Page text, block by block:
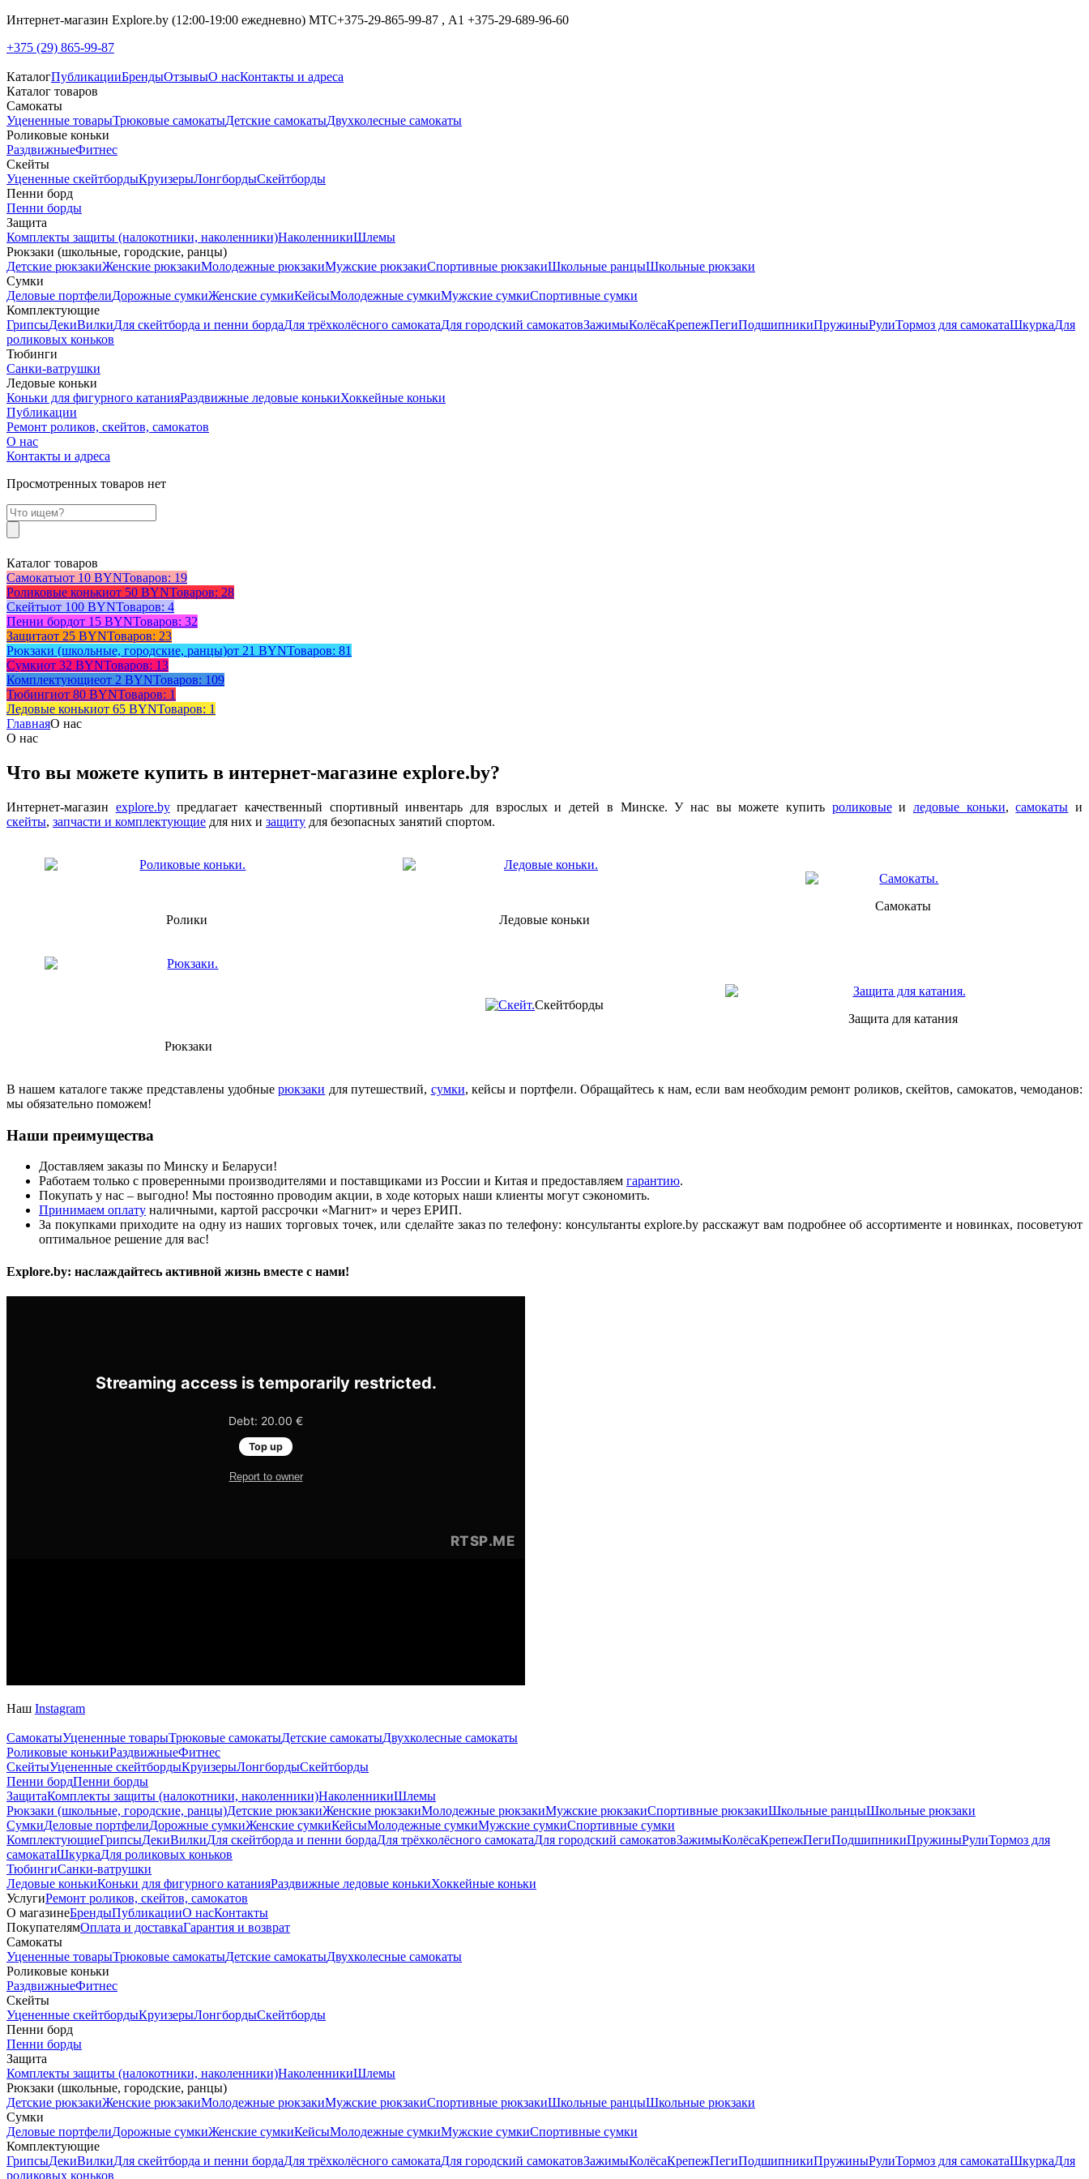
Интернет-магазин Explore.by (12:00-19:00 ежедневно) МТС+375-29-865-99-87 , А1 +375-29-689-96-60
+375 (29) 865-99-87
КаталогПубликацииБрендыОтзывыО насКонтакты и адреса
Каталог товаров
Самокаты
Уцененные товарыТрюковые самокатыДетские самокатыДвухколесные самокаты
Роликовые коньки
РаздвижныеФитнес
Скейты
Уцененные скейтбордыКруизерыЛонгбордыСкейтборды
Пенни борд
Пенни борды
Защита
Комплекты защиты (налокотники, наколенники)НаколенникиШлемы
Рюкзаки (школьные, городские, ранцы)
Детские рюкзакиЖенские рюкзакиМолодежные рюкзакиМужские рюкзакиСпортивные рюкзакиШкольные ранцыШкольные рюкзаки
Сумки
Деловые портфелиДорожные сумкиЖенские сумкиКейсыМолодежные сумкиМужские сумкиСпортивные сумки
Комплектующие
ГрипсыДекиВилкиДля скейтборда и пенни бордаДля трёхколёсного самокатаДля городский самокатовЗажимыКолёсаКрепежПегиПодшипникиПружиныРулиТормоз для самокатаШкуркаДля
роликовых коньков
Тюбинги
Санки-ватрушки
Ледовые коньки
Коньки для фигурного катанияРаздвижные ледовые конькиХоккейные коньки
Публикации
Ремонт роликов, скейтов, самокатов
О нас
Контакты и адреса
Просмотренных товаров нет
Каталог товаров
Самокатыот 10 BYNТоваров: 19
Роликовые конькиот 50 BYNТоваров: 28
Скейтыот 100 BYNТоваров: 4
Пенни бордот 15 BYNТоваров: 32
Защитаот 25 BYNТоваров: 23
Рюкзаки (школьные, городские, ранцы)от 21 BYNТоваров: 81
Сумкиот 32 BYNТоваров: 13
Комплектующиеот 2 BYNТоваров: 109
Тюбингиот 80 BYNТоваров: 1
Ледовые конькиот 65 BYNТоваров: 1
ГлавнаяО нас
О нас
Что вы можете купить в интернет-магазине explore.by?
Интернет-магазин explore.byпредлагает качественный спортивный инвентарь для взрослых и детей в Минске. У нас вы можете купить роликовыеи ледовые коньки,самокаты и
скейты, запчасти и комплектующие для них и защиту для безопасных занятий спортом.
Ролики Ледовые коньки
Самокаты
Рюкзаки
Скейтборды
Защита для катания
В нашем каталоге также представлены удобныерюкзаки для путешествий, сумки, кейсы и портфели. Обращайтесь к нам, если вам необходим ремонт роликов, скейтов, самокатов, чемоданов:
мы обязательно поможем!
Наши преимущества
Доставляем заказы по Минску и Беларуси!
Работаем только с проверенными производителями и поставщиками из России и Китая и предоставляем гарантию.
Покупать у нас – выгодно! Мы постоянно проводим акции, в ходе которых наши клиенты могут сэкономить.
Принимаем оплату наличными, картой рассрочки «Магнит» и через ЕРИП.
За покупками приходите на одну из наших торговых точек, или сделайте заказ по телефону: консультанты explore.by расскажут вам подробнее об ассортименте и новинках, посоветуют
оптимальное решение для вас!
Explore.by: наслаждайтесь активной жизнь вместе с нами!
Наш Instagram
СамокатыУцененные товарыТрюковые самокатыДетские самокатыДвухколесные самокаты
Роликовые конькиРаздвижныеФитнес
СкейтыУцененные скейтбордыКруизерыЛонгбордыСкейтборды
Пенни бордПенни борды
ЗащитаКомплекты защиты (налокотники, наколенники)НаколенникиШлемы
Рюкзаки (школьные, городские, ранцы)Детские рюкзакиЖенские рюкзакиМолодежные рюкзакиМужские рюкзакиСпортивные рюкзакиШкольные ранцыШкольные рюкзаки
СумкиДеловые портфелиДорожные сумкиЖенские сумкиКейсыМолодежные сумкиМужские сумкиСпортивные сумки
КомплектующиеГрипсыДекиВилкиДля скейтборда и пенни бордаДля трёхколёсного самокатаДля городский самокатовЗажимыКолёсаКрепежПегиПодшипникиПружиныРулиТормоз для
самокатаШкуркаДля роликовых коньков
ТюбингиСанки-ватрушки
Ледовые конькиКоньки для фигурного катанияРаздвижные ледовые конькиХоккейные коньки
УслугиРемонт роликов, скейтов, самокатов
О магазинеБрендыПубликацииО насКонтакты
ПокупателямОплата и доставкаГарантия и возврат
Самокаты
Уцененные товарыТрюковые самокатыДетские самокатыДвухколесные самокаты
Роликовые коньки
РаздвижныеФитнес
Скейты
Уцененные скейтбордыКруизерыЛонгбордыСкейтборды
Пенни борд
Пенни борды
Защита
Комплекты защиты (налокотники, наколенники)НаколенникиШлемы
Рюкзаки (школьные, городские, ранцы)
Детские рюкзакиЖенские рюкзакиМолодежные рюкзакиМужские рюкзакиСпортивные рюкзакиШкольные ранцыШкольные рюкзаки
Сумки
Деловые портфелиДорожные сумкиЖенские сумкиКейсыМолодежные сумкиМужские сумкиСпортивные сумки
Комплектующие
ГрипсыДекиВилкиДля скейтборда и пенни бордаДля трёхколёсного самокатаДля городский самокатовЗажимыКолёсаКрепежПегиПодшипникиПружиныРулиТормоз для самокатаШкуркаДля
роликовых коньков